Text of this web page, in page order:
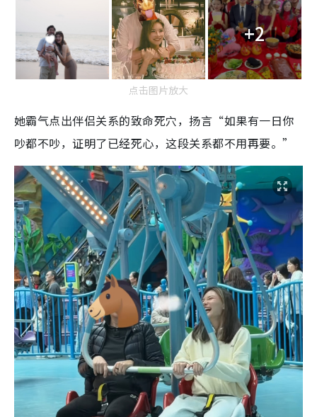
+2
点击图片放大
她霸气点出伴侣关系的致命死穴，扬言“如果有一日你
吵都不吵，证明了已经死心，这段关系都不用再要。”